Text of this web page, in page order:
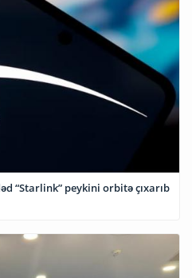
“Starlink” peykini orbitə çıxarıb